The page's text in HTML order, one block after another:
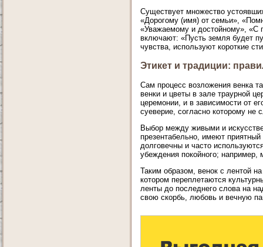
Существует множество
«Дорогому (имя) от семьи»,
«Уважаемому и достойному», «С
включают: «Пусть земля будет
чувства, используют короткие
Этикет и традиции:
Сам процесс возложения венка
венки и цветы в зале траурной
церемонии, и в зависимости от
суеверие, согласно которому не
Выбор между живыми и
презентабельно, имеют
долговечны и часто
убеждения покойного; например,
Таким образом, венок с лентой
котором переплетаются
ленты до последнего слова на
свою скорбь, любовь и вечную